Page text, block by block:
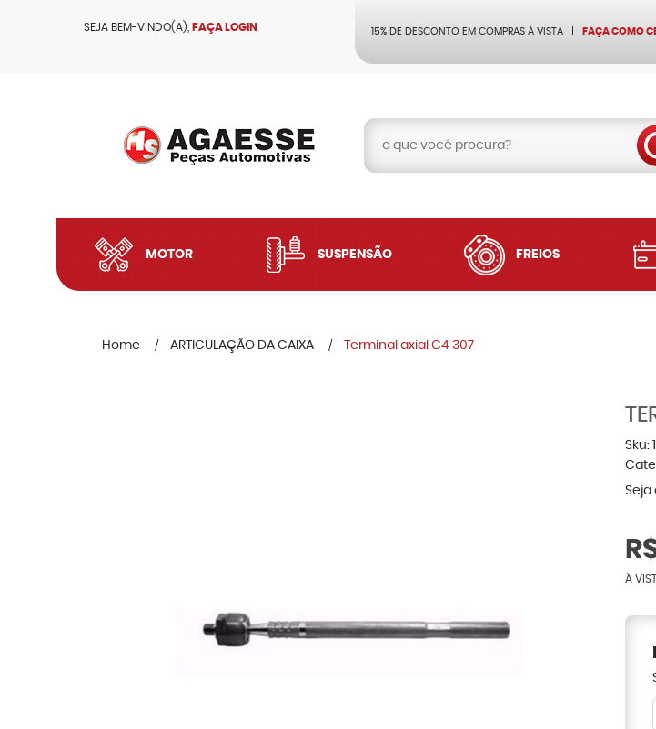
SEJA BEM-VINDO(A), FAÇA LOGIN 15% DE DESCONTO EM COMPRAS À VISTA FAÇA COMO
MOTOR SUSPENSÃO FREIOS
Home ARTICULAÇÃO DA CAIXA Terminal axial C4 307
Sku:
Seja
À